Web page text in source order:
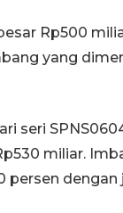
Rp500
yang
seri
miliar.
persen
14:08 WIB